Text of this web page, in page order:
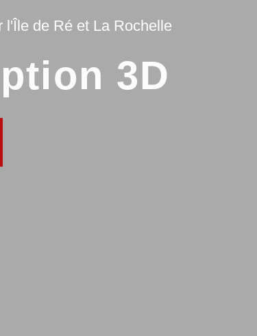
l'Île de Ré et La Rochelle
3D